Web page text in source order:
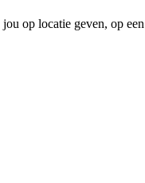
op locatie geven, op